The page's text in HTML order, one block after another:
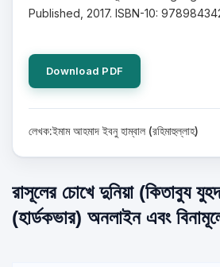
Published, 2017. ISBN-10:
Download PDF
লেখক:ইমাম আহমাদ ইবনু হাম্বাল (রহিমাহুল্লাহ)
রাসূলের চোখে দুনিয়া (কিতাবুয
(হার্ডকভার) অনলাইন এবং